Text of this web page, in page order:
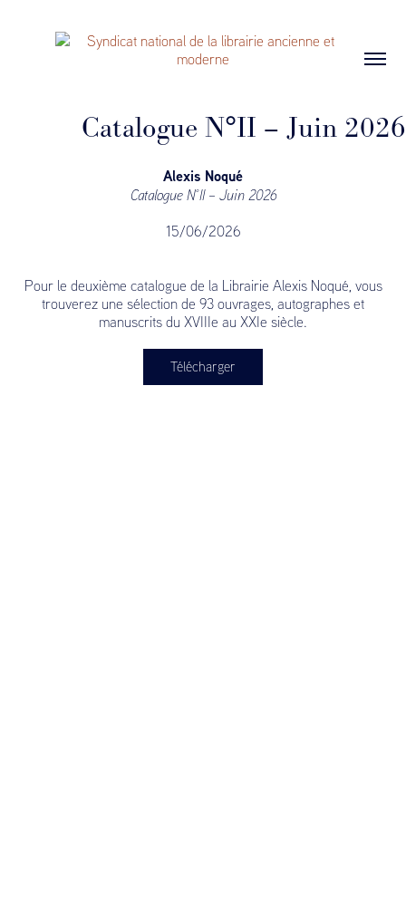
Catalogue N°II – Juin 2026
Alexis Noqué
Catalogue N°II – Juin 2026
15/06/2026
Pour le deuxième catalogue de la Librairie Alexis Noqué, vous
trouverez une sélection de 93 ouvrages, autographes et
manuscrits du XVIIIe au XXIe siècle.
Télécharger